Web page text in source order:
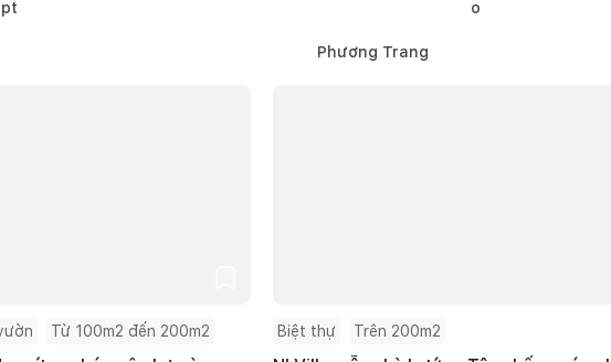
Từ 100m2 đến 200m2
Phương Trang
Biệt thự Trên 200m2